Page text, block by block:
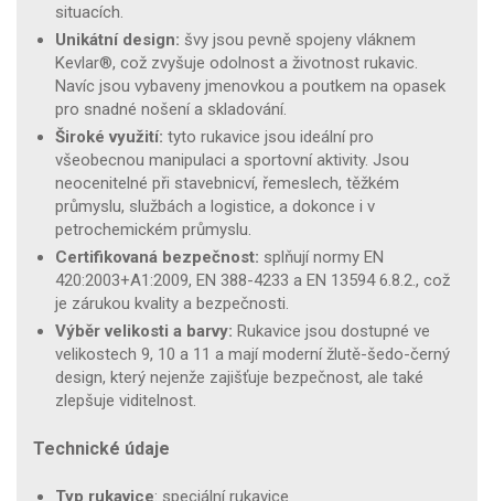
situacích.
Unikátní design: švy jsou pevně spojeny vláknem
Kevlar®, což zvyšuje odolnost a životnost rukavic.
Navíc jsou vybaveny jmenovkou a poutkem na opasek
pro snadné nošení a skladování.
Široké využití: tyto rukavice jsou ideální pro
všeobecnou manipulaci a sportovní aktivity. Jsou
neocenitelné při stavebnicví, řemeslech, těžkém
průmyslu, službách a logistice, a dokonce i v
petrochemickém průmyslu.
Certifikovaná bezpečnost: splňují normy EN
420:2003+A1:2009, EN 388-4233 a EN 13594 6.8.2., což
je zárukou kvality a bezpečnosti.
Výběr velikosti a barvy: Rukavice jsou dostupné ve
velikostech 9, 10 a 11 a mají moderní žlutě-šedo-černý
design, který nejenže zajišťuje bezpečnost, ale také
zlepšuje viditelnost.
Technické údaje
Typ rukavice: speciální rukavice